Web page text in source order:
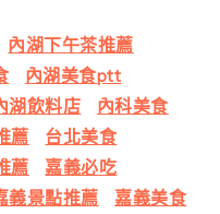
內湖下午茶推薦
內湖美食ptt
湖飲料店
內科美食
薦
台北美食
薦
嘉義必吃
義景點推薦
嘉義美食